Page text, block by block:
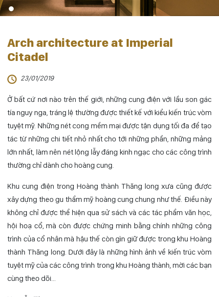
Arch architecture at Imperial
Citadel
23/01/2019
Ở bất cứ nơi nào trên thế giới, những cung điện với lầu son gác
tía nguy nga, tráng lệ thường được thiết kế với kiểu kiến trúc vòm
tuyệt mỹ. Những nét cong mềm mại được tận dụng tối đa để tạo
tác từ những chi tiết nhỏ nhất cho tới những phần, những mảng
lớn nhất, làm nên nét lộng lẫy đáng kinh ngạc cho các công trình
thường chỉ dành cho hoàng cung.
Khu cung điện trong Hoàng thành Thăng long xưa cũng được
xây dựng theo gu thẩm mỹ hoàng cung chung như thế. Điều này
không chỉ được thể hiện qua sử sách và các tác phẩm văn học,
hội hoạ cổ, mà còn được chứng minh bằng chính những công
trình của cổ nhân mà hậu thế còn gìn giữ được trong khu Hoàng
thành Thăng long. Dưới đây là những hình ảnh về kiến trúc vòm
tuyệt mỹ của các công trình trong khu Hoàng thành, mời các bạn
cùng theo dõi…